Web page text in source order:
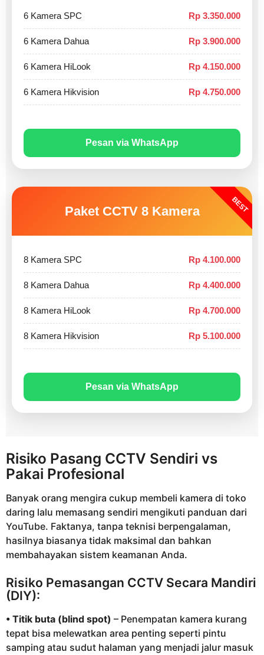
6 Kamera SPC Rp 3.350.000
6 Kamera Dahua Rp 3.900.000
6 Kamera HiLook Rp 4.150.000
6 Kamera Hikvision Rp 4.750.000
Pesan via WhatsApp
BEST
Paket CCTV 8 Kamera
8 Kamera SPC Rp 4.100.000
8 Kamera Dahua Rp 4.400.000
8 Kamera HiLook Rp 4.700.000
8 Kamera Hikvision Rp 5.100.000
Pesan via WhatsApp
Risiko Pasang CCTV Sendiri vs
Pakai Profesional
Banyak orang mengira cukup membeli kamera di toko
daring lalu memasang sendiri mengikuti panduan dari
YouTube. Faktanya, tanpa teknisi berpengalaman,
hasilnya biasanya tidak maksimal dan bahkan
membahayakan sistem keamanan Anda.
Risiko Pemasangan CCTV Secara Mandiri
(DIY):
• Titik buta (blind spot) – Penempatan kamera kurang
tepat bisa melewatkan area penting seperti pintu
samping atau sudut halaman yang menjadi jalur masuk